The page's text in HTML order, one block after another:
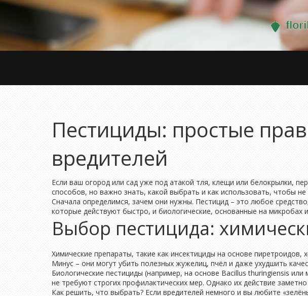
Пестициды: простые
вредителей
Если ваш огород или сад уже под атакой тля, клещи или белокрылки,
способов, но важно знать, какой выбрать и как использовать, чтобы
Сначала определимся, зачем они нужны. Пестицид – это любое
которые действуют быстро, и биологические, основанные на микробах
Выбор пестицида:
Химические препараты, такие как инсектициды на основе
Минус – они могут убить полезных жужелиц, пчёл и даже ухудшить
Биологические пестициды (например, на основе Bacillus thuringiensis
не требуют строгих профилактических мер. Однако их действие
Как решить, что выбрать? Если вредителей немного и вы любите